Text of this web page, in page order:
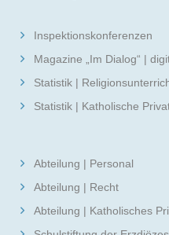
Inspektionskonferenzen
Magazine „Im Dialog“ |
Statistik |
Statistik | Katholische
Abteilung | Personal
Abteilung | Recht
Abteilung | Katholisches